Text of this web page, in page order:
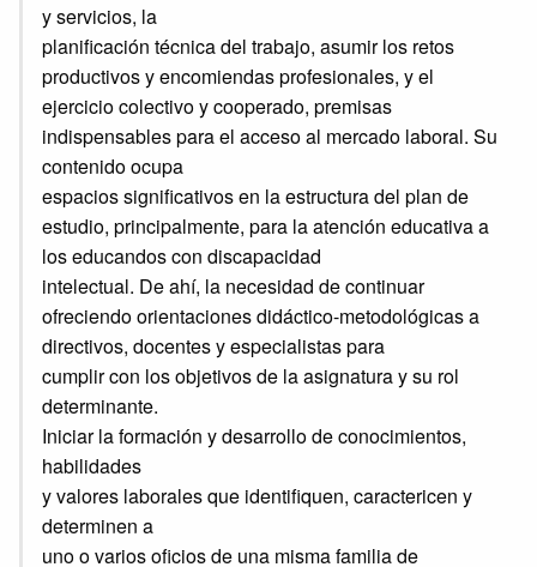
y servicios, la
planificación técnica del trabajo, asumir los retos
productivos y encomiendas profesionales, y el
ejercicio colectivo y cooperado, premisas
indispensables para el acceso al mercado laboral. Su
contenido ocupa
espacios significativos en la estructura del plan de
estudio, principalmente, para la atención educativa a
los educandos con discapacidad
intelectual. De ahí, la necesidad de continuar
ofreciendo orientaciones didáctico-metodológicas a
directivos, docentes y especialistas para
cumplir con los objetivos de la asignatura y su rol
determinante.
Iniciar la formación y desarrollo de conocimientos,
habilidades
y valores laborales que identifiquen, caractericen y
determinen a
uno o varios oficios de una misma familia de